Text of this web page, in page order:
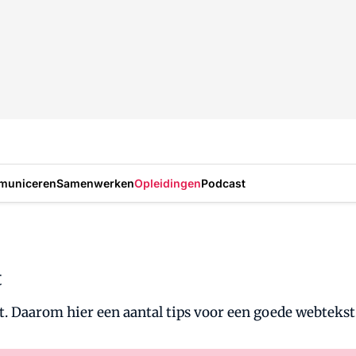
SamenwerkenOpleidingenPodcast
hier een aantal tips voor een goede